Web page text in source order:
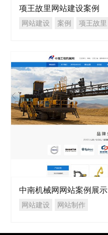
项王故里网站建设案例
网站建设 案例 项王故里
中南机械网网站案例展示
网站建设 网站制作